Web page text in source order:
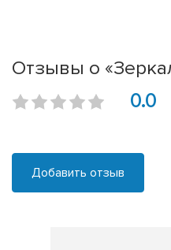
Отзывы о
0.0
Добавить отзыв